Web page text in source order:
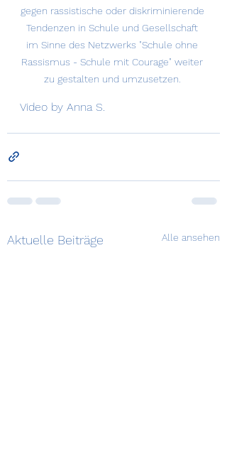
gegen rassistische oder diskriminierende
Tendenzen in Schule und Gesellschaft
im Sinne des Netzwerks "Schule ohne
Rassismus - Schule mit Courage" weiter
zu gestalten und umzusetzen.
Video by Anna S.
Aktuelle Beiträge Alle ansehen